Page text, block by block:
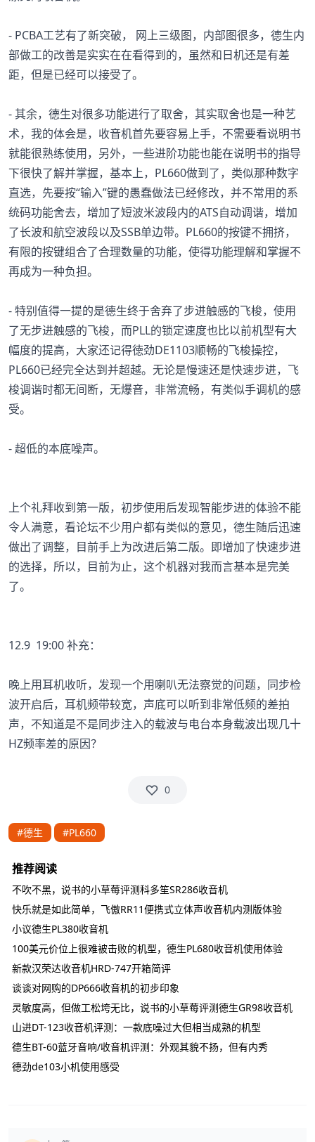
- PCBA工艺有了新突破， 网上三级图，内部图很多，德生内
部做工的改善是实实在在看得到的，虽然和日机还是有差
距，但是已经可以接受了。
- 其余，德生对很多功能进行了取舍，其实取舍也是一种艺
术，我的体会是，收音机首先要容易上手，不需要看说明书
就能很熟练使用，另外，一些进阶功能也能在说明书的指导
下很快了解并掌握，基本上，PL660做到了，类似那种数字
直选，先要按“输入”键的愚蠢做法已经修改，并不常用的系
统码功能舍去，增加了短波米波段内的ATS自动调谐，增加
了长波和航空波段以及SSB单边带。PL660的按键不拥挤，
有限的按键组合了合理数量的功能，使得功能理解和掌握不
再成为一种负担。
- 特别值得一提的是德生终于舍弃了步进触感的飞梭，使用
了无步进触感的飞梭，而PLL的锁定速度也比以前机型有大
幅度的提高，大家还记得徳劲DE1103顺畅的飞梭操控，
PL660已经完全达到并超越。无论是慢速还是快速步进，飞
梭调谐时都无间断，无爆音，非常流畅，有类似手调机的感
受。
- 超低的本底噪声。
上个礼拜收到第一版，初步使用后发现智能步进的体验不能
令人满意，看论坛不少用户都有类似的意见，德生随后迅速
做出了调整，目前手上为改进后第二版。即增加了快速步进
的选择，所以，目前为止，这个机器对我而言基本是完美
了。
12.9 19:00 补充：
晚上用耳机收听，发现一个用喇叭无法察觉的问题，同步检
波开启后，耳机频带较宽，声底可以听到非常低频的差拍
声，不知道是不是同步注入的载波与电台本身载波出现几十
HZ频率差的原因？
0
#德生 #PL660
推荐阅读
不吹不黑，说书的小草莓评测科多笙SR286收音机
快乐就是如此简单，飞傲RR11便携式立体声收音机内测版体验
小议德生PL380收音机
100美元价位上很难被击败的机型，德生PL680收音机使用体验
新款汉荣达收音机HRD-747开箱简评
谈谈对网购的DP666收音机的初步印象
灵敏度高，但做工松垮无比，说书的小草莓评测德生GR98收音机
山进DT-123收音机评测：一款底噪过大但相当成熟的机型
德生BT-60蓝牙音响/收音机评测：外观其貌不扬，但有内秀
德劲de103小机使用感受